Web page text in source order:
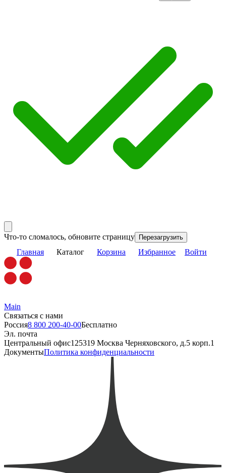
Что-то сломалось, обновите страницу Перезагрузить
Главная Каталог Корзина Избранное Войти
Main
Связаться с нами
Россия8 800 200-40-00Бесплатно
Эл. почта
Центральный офис125319 Москва Черняховского, д.5 корп.1
ДокументыПолитика конфиденциальности